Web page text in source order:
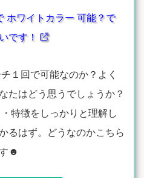
ホワイトカラー 可能？で
です！
１回で可能なのか？よく
たはどう思うでしょうか？
特徴をしっかりと理解し
るはず。どうなのかこちら
☻